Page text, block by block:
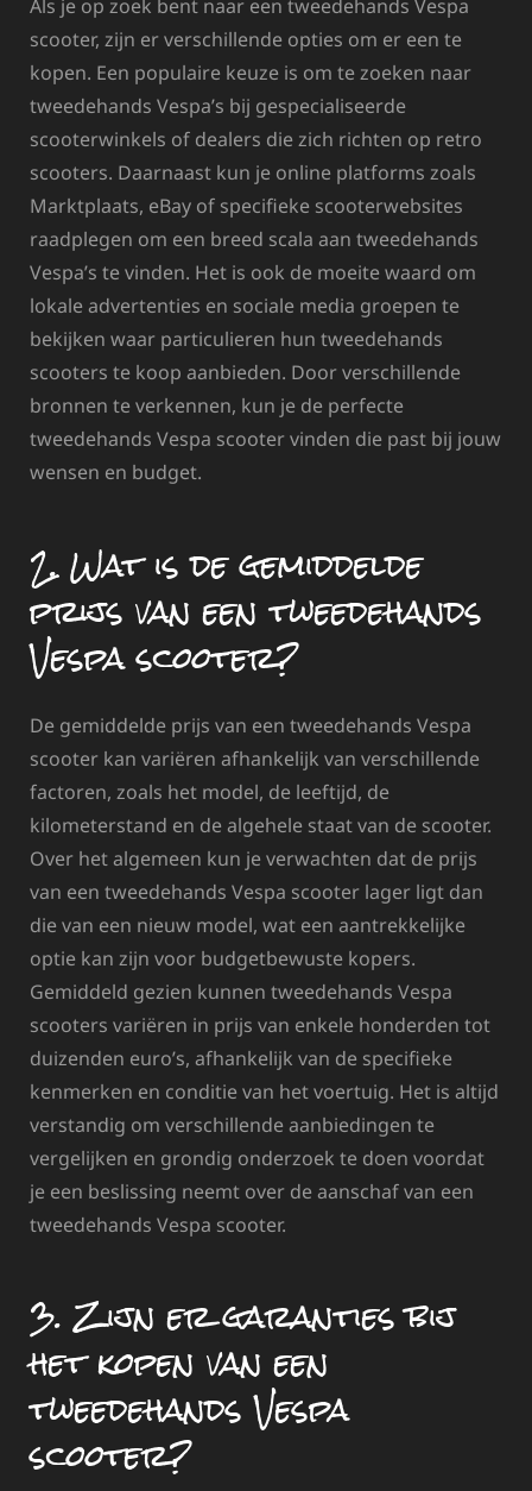
Als je op zoek bent naar een tweedehands Vespa
scooter, zijn er verschillende opties om er een te
kopen. Een populaire keuze is om te zoeken naar
tweedehands Vespa’s bij gespecialiseerde
scooterwinkels of dealers die zich richten op retro
scooters. Daarnaast kun je online platforms zoals
Marktplaats, eBay of specifieke scooterwebsites
raadplegen om een breed scala aan tweedehands
Vespa’s te vinden. Het is ook de moeite waard om
lokale advertenties en sociale media groepen te
bekijken waar particulieren hun tweedehands
scooters te koop aanbieden. Door verschillende
bronnen te verkennen, kun je de perfecte
tweedehands Vespa scooter vinden die past bij jouw
wensen en budget.
2. Wat is de gemiddelde
prijs van een tweedehands
Vespa scooter?
De gemiddelde prijs van een tweedehands Vespa
scooter kan variëren afhankelijk van verschillende
factoren, zoals het model, de leeftijd, de
kilometerstand en de algehele staat van de scooter.
Over het algemeen kun je verwachten dat de prijs
van een tweedehands Vespa scooter lager ligt dan
die van een nieuw model, wat een aantrekkelijke
optie kan zijn voor budgetbewuste kopers.
Gemiddeld gezien kunnen tweedehands Vespa
scooters variëren in prijs van enkele honderden tot
duizenden euro’s, afhankelijk van de specifieke
kenmerken en conditie van het voertuig. Het is altijd
verstandig om verschillende aanbiedingen te
vergelijken en grondig onderzoek te doen voordat
je een beslissing neemt over de aanschaf van een
tweedehands Vespa scooter.
3. Zijn er garanties bij
het kopen van een
tweedehands Vespa
scooter?